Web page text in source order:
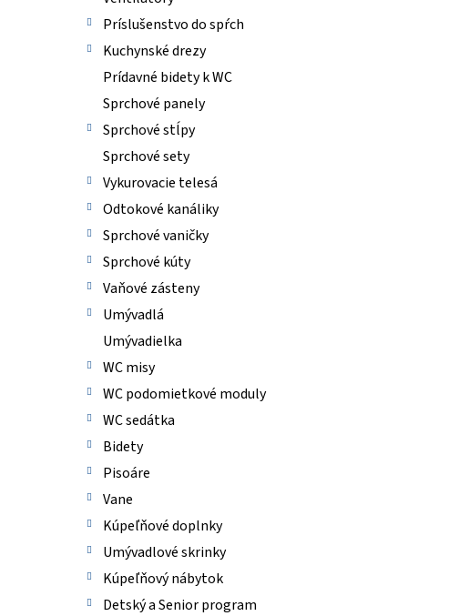
Príslušenstvo do spŕch
Kuchynské drezy
Prídavné bidety k WC
Sprchové panely
Sprchové stĺpy
Sprchové sety
Vykurovacie telesá
Odtokové kanáliky
Sprchové vaničky
Sprchové kúty
Vaňové zásteny
Umývadlá
Umývadielka
WC misy
WC podomietkové moduly
WC sedátka
Bidety
Pisoáre
Vane
Kúpeľňové doplnky
Umývadlové skrinky
Kúpeľňový nábytok
Detský a Senior program